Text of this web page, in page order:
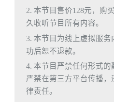
2. 本节目售价128元，购
久收听节目所有内容。
3. 本节目为线上虚拟服务
功后恕不退款。
4. 本节目严禁任何形式的
严禁在第三方平台传播，
律责任。